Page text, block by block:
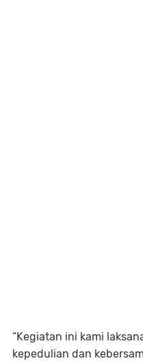
“Kegiatan ini kami
kepedulian dan